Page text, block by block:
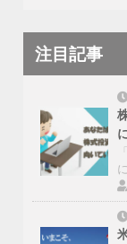
注目記事